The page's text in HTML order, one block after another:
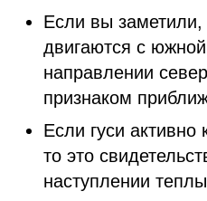
Если вы заметили,
двигаются с
направлении
признаком
Если гуси
то это
наступлении